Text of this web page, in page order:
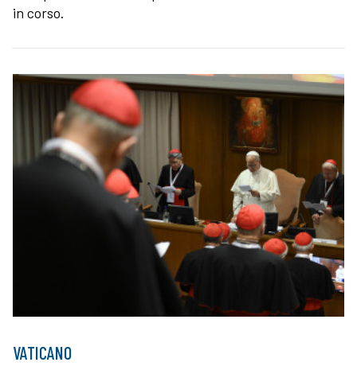
in corso.
VATICANO